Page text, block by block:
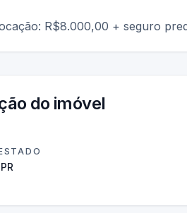
R$8.000,00 + seguro
do imóvel